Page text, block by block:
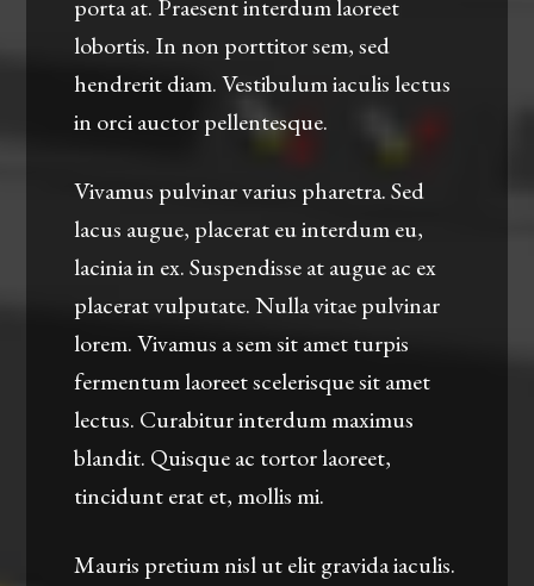
porta at. Praesent interdum laoreet
lobortis. In non porttitor sem, sed
hendrerit diam. Vestibulum iaculis lectus
in orci auctor pellentesque.
Vivamus pulvinar varius pharetra. Sed
lacus augue, placerat eu interdum eu,
lacinia in ex. Suspendisse at augue ac ex
placerat vulputate. Nulla vitae pulvinar
lorem. Vivamus a sem sit amet turpis
fermentum laoreet scelerisque sit amet
lectus. Curabitur interdum maximus
blandit. Quisque ac tortor laoreet,
tincidunt erat et, mollis mi.
Mauris pretium nisl ut elit gravida iaculis.